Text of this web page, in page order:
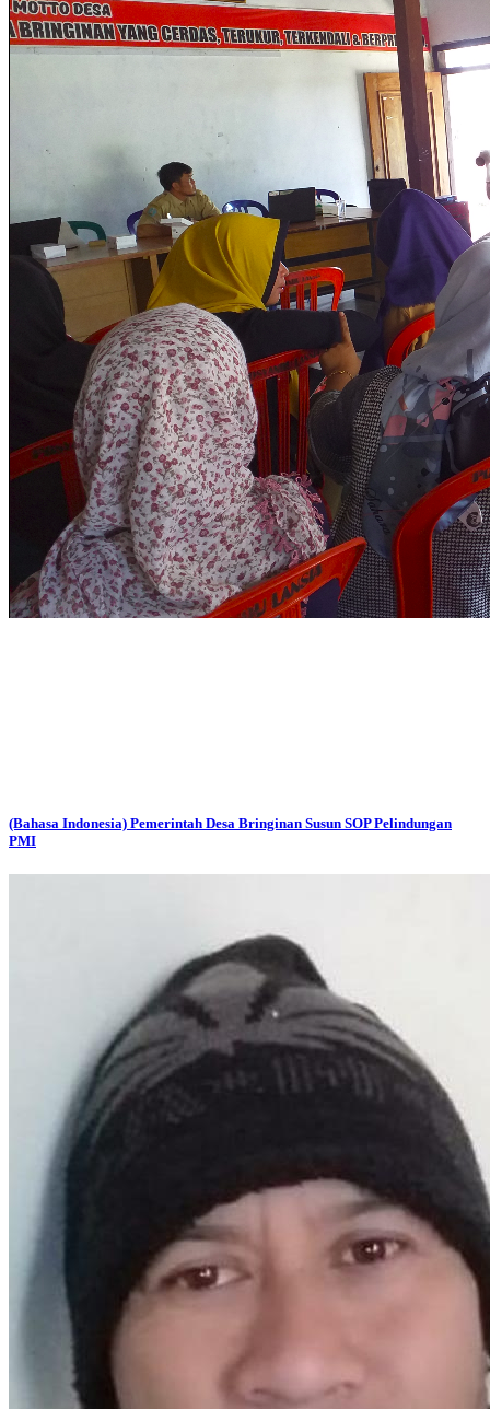
(Bahasa Indonesia) Pemerintah Desa Bringinan Susun SOP Pelindungan
PMI